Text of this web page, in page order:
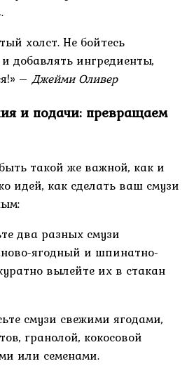
холст. Не бойтесь
добавлять ингредиенты,
– Джейми Оливер
и подачи: превращаем
такой же важной, как и
идей, как сделать ваш смузи
два разных смузи
ягодный и шпинатно-
вылейте их в стакан
смузи свежими ягодами,
гранолой, кокосовой
или семенами.